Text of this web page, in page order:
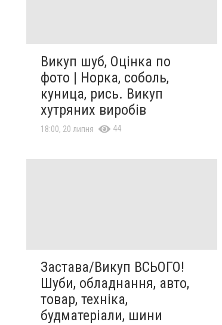
Викуп шуб, Оцінка по
фото | Норка, соболь,
куница, рись. Викуп
хутряних виробів
18:00, 20 липня 44
Застава/Викуп ВСЬОГО!
Шуби, обладнання, авто,
товар, техніка,
будматеріали, шини